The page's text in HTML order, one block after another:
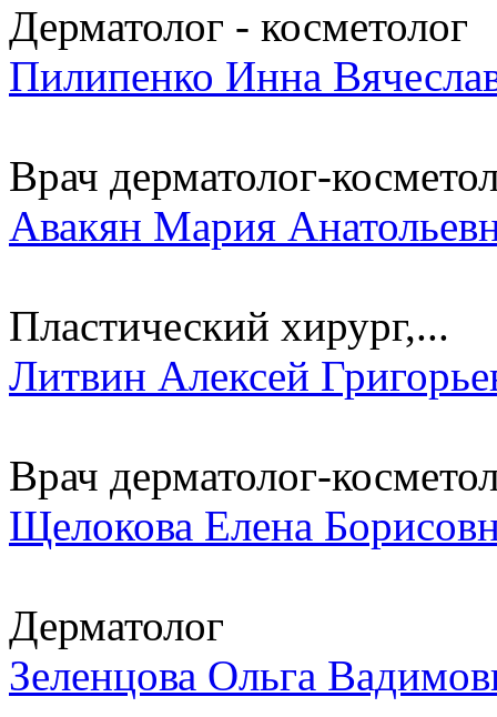
Дерматолог - косметолог
Пилипенко Инна
Врач дерматолог-
Авакян Мария
Пластический хирург,...
Литвин Алексей
Врач дерматолог-
Щелокова Елена
Дерматолог
Зеленцова Ольга